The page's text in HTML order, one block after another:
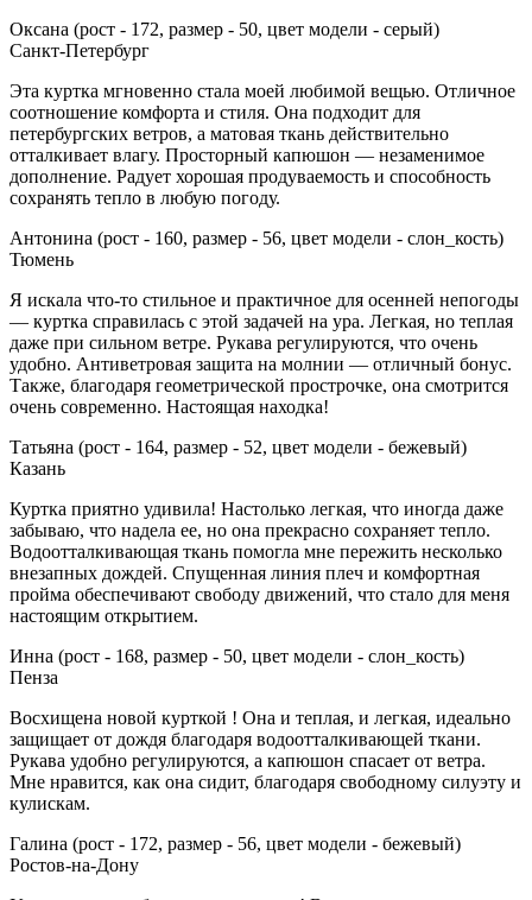
Оксана (рост - 172, размер - 50, цвет модели - серый)
Санкт-Петербург
Эта куртка мгновенно стала моей любимой вещью. Отличное
соотношение комфорта и стиля. Она подходит для
петербургских ветров, а матовая ткань действительно
отталкивает влагу. Просторный капюшон — незаменимое
дополнение. Радует хорошая продуваемость и способность
сохранять тепло в любую погоду.
Антонина (рост - 160, размер - 56, цвет модели - слон_кость)
Тюмень
Я искала что-то стильное и практичное для осенней непогоды
— куртка справилась с этой задачей на ура. Легкая, но теплая
даже при сильном ветре. Рукава регулируются, что очень
удобно. Антиветровая защита на молнии — отличный бонус.
Также, благодаря геометрической прострочке, она смотрится
очень современно. Настоящая находка!
Татьяна (рост - 164, размер - 52, цвет модели - бежевый)
Казань
Куртка приятно удивила! Настолько легкая, что иногда даже
забываю, что надела ее, но она прекрасно сохраняет тепло.
Водоотталкивающая ткань помогла мне пережить несколько
внезапных дождей. Спущенная линия плеч и комфортная
пройма обеспечивают свободу движений, что стало для меня
настоящим открытием.
Инна (рост - 168, размер - 50, цвет модели - слон_кость)
Пенза
Восхищена новой курткой ! Она и теплая, и легкая, идеально
защищает от дождя благодаря водоотталкивающей ткани.
Рукава удобно регулируются, а капюшон спасает от ветра.
Мне нравится, как она сидит, благодаря свободному силуэту и
кулискам.
Галина (рост - 172, размер - 56, цвет модели - бежевый)
Ростов-на-Дону